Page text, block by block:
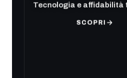
Tecnologia e affidabilità
SCOPRI